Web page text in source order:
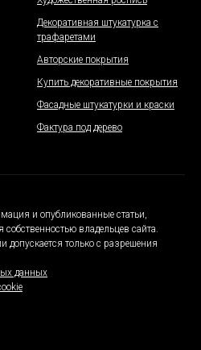
Декоративная штукатурка с
трафаретами
Авторские покрытия
Купить декоративные покрытия
Фасадные штукатурки и краски
Фактура под дерево
и опубликованные статьи,
владельцев сайта.
только с разрешения
данных